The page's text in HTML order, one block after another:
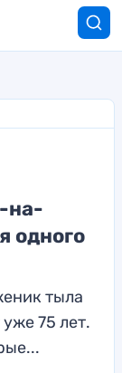
на-
одного
тыла
75 лет.